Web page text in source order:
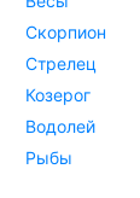
Скорпион
Стрелец
Козерог
Водолей
Рыбы